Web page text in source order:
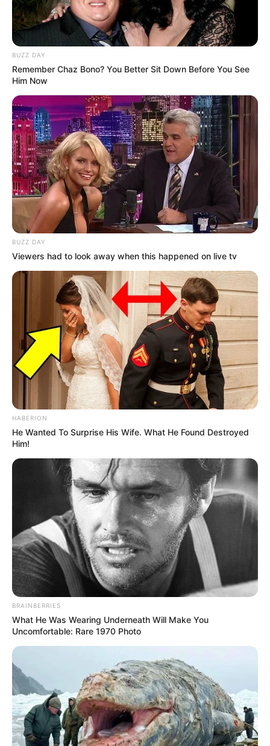
BUZZ DAY
Remember Chaz Bono? You Better Sit Down Before You See
Him Now
BUZZ DAY
Viewers had to look away when this happened on live tv
HABERION
He Wanted To Surprise His Wife. What He Found Destroyed
Him!
BRAINBERRIES
What He Was Wearing Underneath Will Make You
Uncomfortable: Rare 1970 Photo